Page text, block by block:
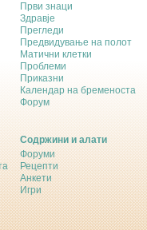
Први знаци
Здравје
Прегледи
Предвидување на полот
Матични клетки
Проблеми
Приказни
Календар на бременоста
Форум
Содржини и алати
Форуми
Рецепти
Анкети
Игри